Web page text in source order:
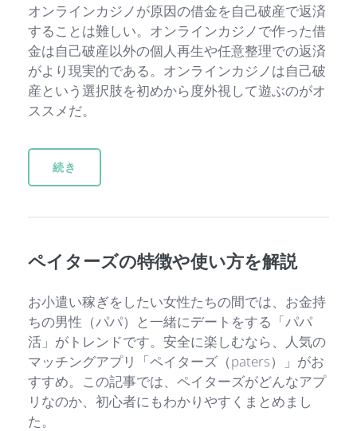
オンラインカジノが原因の借金を自己破産で返済
することは難しい。オンラインカジノで作った借
金は自己破産以外の個人再生や任意整理での返済
がより現実的である。オンラインカジノは自己破
産という選択肢を初めから度外視して遊ぶのがオ
ススメだ。
続き
ペイターズの特徴や使い方を解説
お小遣い稼ぎをしたい女性たちの間では、お金持
ちの男性（パパ）と一緒にデートをする「パパ
活」がトレンドです。安全に楽しむなら、人気の
マッチングアプリ「ペイターズ（paters）」がお
すすめ。この記事では、ペイターズがどんなアプ
リなのか、初心者にもわかりやすくまとめまし
た。